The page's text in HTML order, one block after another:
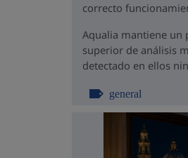
correcto
Aqualia mantiene un
superior de análisis
detectado en ellos
general